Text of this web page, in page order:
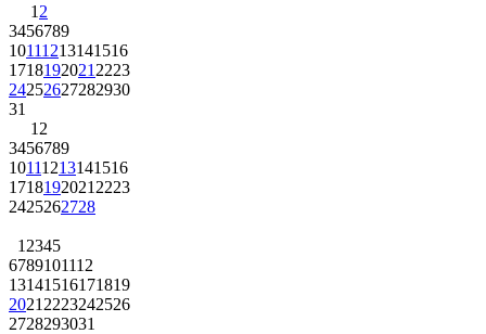
1 2
3456789
10111213141516
1718192021 2223
24252627282930
31
1 2
3456789
10111213141516
1718192021 2223
2425262728
1 2345
6789101112
13141516171819
2021 2223242526
2728293031